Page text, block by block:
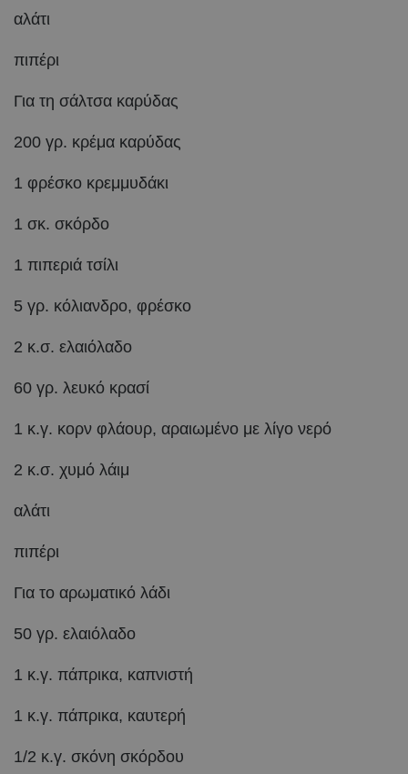
αλάτι
πιπέρι
Για τη σάλτσα καρύδας
200 γρ. κρέμα καρύδας
1 φρέσκο κρεμμυδάκι
1 σκ. σκόρδο
1 πιπεριά τσίλι
5 γρ. κόλιανδρο, φρέσκο
2 κ.σ. ελαιόλαδο
60 γρ. λευκό κρασί
1 κ.γ. κορν φλάουρ, αραιωμένο με λίγο νερό
2 κ.σ. χυμό λάιμ
αλάτι
πιπέρι
Για το αρωματικό λάδι
50 γρ. ελαιόλαδο
1 κ.γ. πάπρικα, καπνιστή
1 κ.γ. πάπρικα, καυτερή
1/2 κ.γ. σκόνη σκόρδου